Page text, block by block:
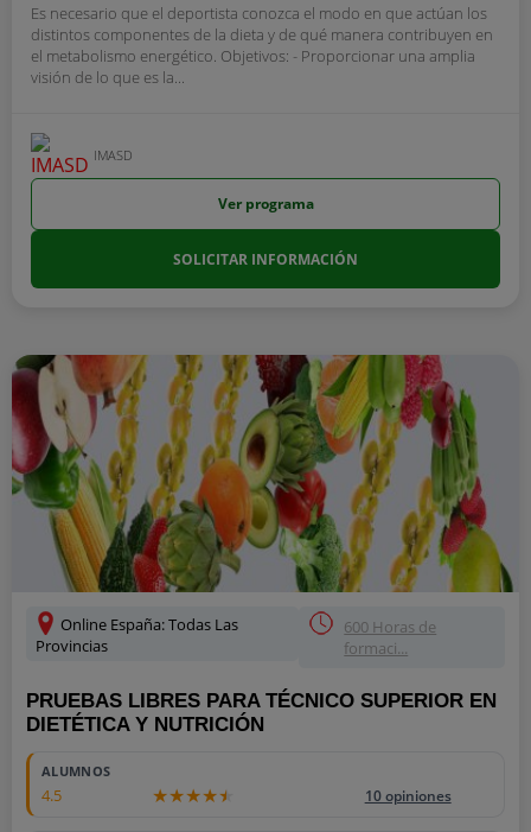
Es necesario que el deportista conozca el modo en que actúan los
distintos componentes de la dieta y de qué manera contribuyen en
el metabolismo energético. Objetivos: - Proporcionar una amplia
visión de lo que es la...
IMASD
Ver programa
SOLICITAR INFORMACIÓN
Online España: Todas Las
Provincias
600 Horas de
formaci...
PRUEBAS LIBRES PARA TÉCNICO SUPERIOR EN
DIETÉTICA Y NUTRICIÓN
ALUMNOS
4.5 10 opiniones